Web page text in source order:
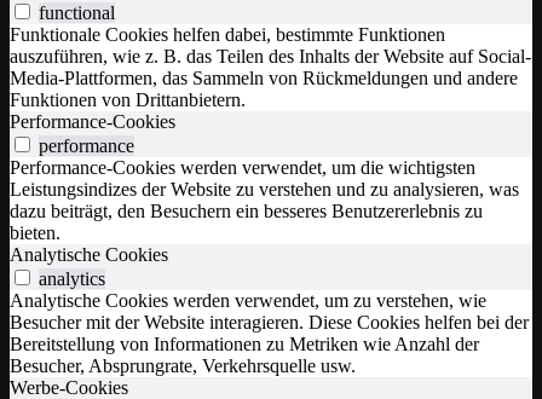
functional
Funktionale Cookies helfen dabei, bestimmte Funktionen
auszuführen, wie z. B. das Teilen des Inhalts der Website auf Social-
Media-Plattformen, das Sammeln von Rückmeldungen und andere
Funktionen von Drittanbietern.
Performance-Cookies
performance
Performance-Cookies werden verwendet, um die wichtigsten
Leistungsindizes der Website zu verstehen und zu analysieren, was
dazu beiträgt, den Besuchern ein besseres Benutzererlebnis zu
bieten.
Analytische Cookies
analytics
Analytische Cookies werden verwendet, um zu verstehen, wie
Besucher mit der Website interagieren. Diese Cookies helfen bei der
Bereitstellung von Informationen zu Metriken wie Anzahl der
Besucher, Absprungrate, Verkehrsquelle usw.
Werbe-Cookies